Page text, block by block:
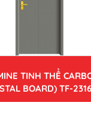
TINH THỂ
BOARD) TF-